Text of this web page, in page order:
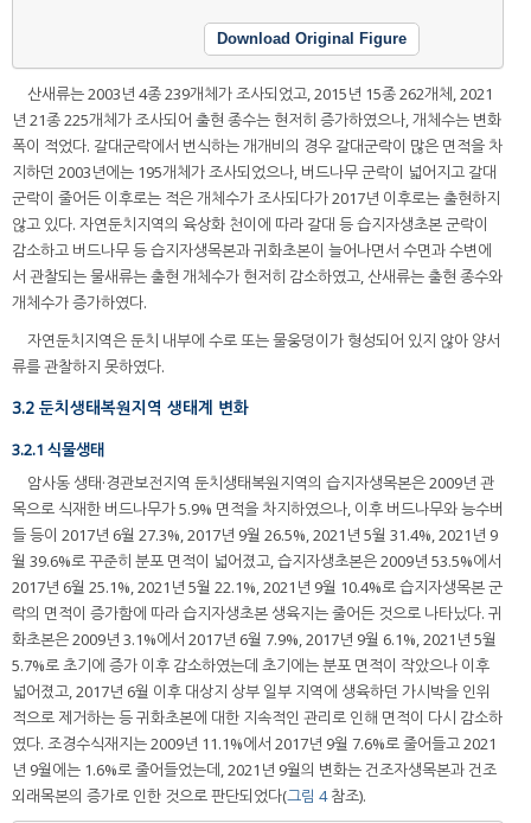
Download Original Figure
산새류는 2003년 4종 239개체가 조사되었고, 2015년 15종 262개체, 2021
년 21종 225개체가 조사되어 출현 종수는 현저히 증가하였으나, 개체수는 변화
폭이 적었다. 갈대군락에서 번식하는 개개비의 경우 갈대군락이 많은 면적을 차
지하던 2003년에는 195개체가 조사되었으나, 버드나무 군락이 넓어지고 갈대
군락이 줄어든 이후로는 적은 개체수가 조사되다가 2017년 이후로는 출현하지
않고 있다. 자연둔치지역의 육상화 천이에 따라 갈대 등 습지자생초본 군락이
감소하고 버드나무 등 습지자생목본과 귀화초본이 늘어나면서 수면과 수변에
서 관찰되는 물새류는 출현 개체수가 현저히 감소하였고, 산새류는 출현 종수와
개체수가 증가하였다.
자연둔치지역은 둔치 내부에 수로 또는 물웅덩이가 형성되어 있지 않아 양서
류를 관찰하지 못하였다.
3.2 둔치생태복원지역 생태계 변화
3.2.1 식물생태
암사동 생태·경관보전지역 둔치생태복원지역의 습지자생목본은 2009년 관
목으로 식재한 버드나무가 5.9% 면적을 차지하였으나, 이후 버드나무와 능수버
들 등이 2017년 6월 27.3%, 2017년 9월 26.5%, 2021년 5월 31.4%, 2021년 9
월 39.6%로 꾸준히 분포 면적이 넓어졌고, 습지자생초본은 2009년 53.5%에서
2017년 6월 25.1%, 2021년 5월 22.1%, 2021년 9월 10.4%로 습지자생목본 군
락의 면적이 증가함에 따라 습지자생초본 생육지는 줄어든 것으로 나타났다. 귀
화초본은 2009년 3.1%에서 2017년 6월 7.9%, 2017년 9월 6.1%, 2021년 5월
5.7%로 초기에 증가 이후 감소하였는데 초기에는 분포 면적이 작았으나 이후
넓어졌고, 2017년 6월 이후 대상지 상부 일부 지역에 생육하던 가시박을 인위
적으로 제거하는 등 귀화초본에 대한 지속적인 관리로 인해 면적이 다시 감소하
였다. 조경수식재지는 2009년 11.1%에서 2017년 9월 7.6%로 줄어들고 2021
년 9월에는 1.6%로 줄어들었는데, 2021년 9월의 변화는 건조자생목본과 건조
외래목본의 증가로 인한 것으로 판단되었다(그림 4참조).